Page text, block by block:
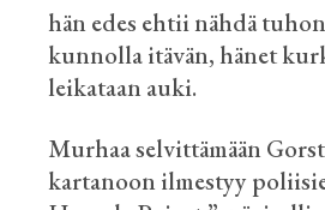
hän edes ehtii nähdä
kunnolla itävän, hänet
leikataan auki.
Murhaa selvittämään
kartanoon ilmestyy